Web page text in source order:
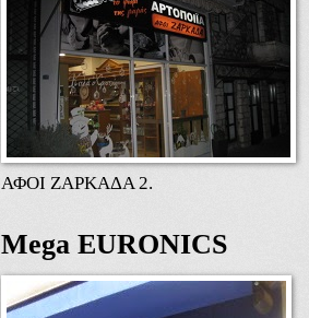
ΑΦΟΙ ΖΑΡΚΑΔΑ 2.
Mega EURONICS